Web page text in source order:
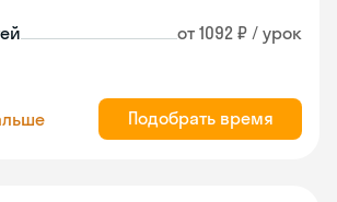
от 1092 ₽ / урок
Подобрать время